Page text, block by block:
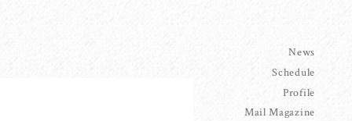
News
Schedule
Profile
Mail Magazine